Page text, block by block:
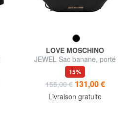
LOVE MOSCHINO
JEWEL Sac banane, porté
épaule
15%
155,00 € 131,00 €
Livraison gratuite